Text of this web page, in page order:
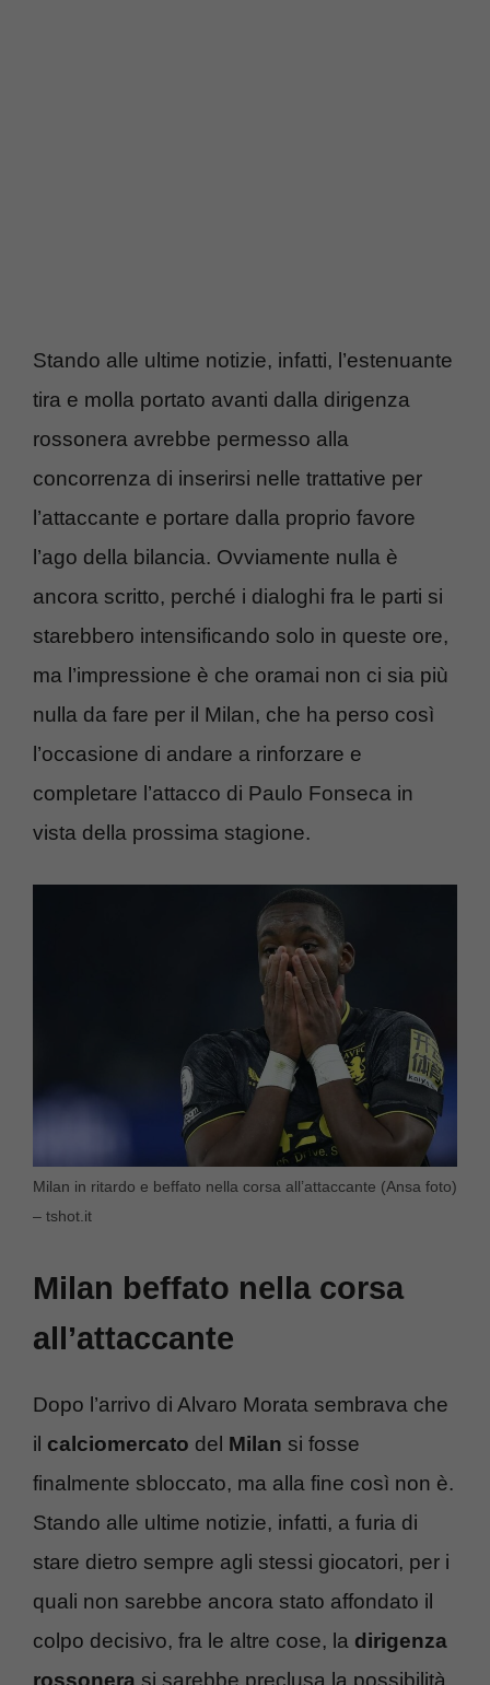
Stando alle ultime notizie, infatti, l’estenuante
tira e molla portato avanti dalla dirigenza
rossonera avrebbe permesso alla
concorrenza di inserirsi nelle trattative per
l’attaccante e portare dalla proprio favore
l’ago della bilancia. Ovviamente nulla è
ancora scritto, perché i dialoghi fra le parti si
starebbero intensificando solo in queste ore,
ma l’impressione è che oramai non ci sia più
nulla da fare per il Milan, che ha perso così
l’occasione di andare a rinforzare e
completare l’attacco di Paulo Fonseca in
vista della prossima stagione.
Milan in ritardo e beffato nella corsa all’attaccante (Ansa foto)
– tshot.it
Milan beffato nella corsa
all’attaccante
Dopo l’arrivo di Alvaro Morata sembrava che
il calciomercato del Milan si fosse
finalmente sbloccato, ma alla fine così non è.
Stando alle ultime notizie, infatti, a furia di
stare dietro sempre agli stessi giocatori, per i
quali non sarebbe ancora stato affondato il
colpo decisivo, fra le altre cose, la dirigenza
rossonera si sarebbe preclusa la possibilità